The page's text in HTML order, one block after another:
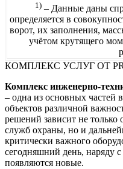
1)– Данные даны
определяется в
ворот, их заполнения,
учётом крутящего
КОМПЛЕКС УСЛУГ ОТ
Комплекс инженерно-
– одна из основных частей
объектов различной
решений зависит не
служб охраны, но и
критически важного
сегодняшний день, наряду
появляются новые.